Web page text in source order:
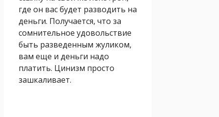
где он вас будет разводить на
деньги. Получается, что за
сомнительное удовольствие
быть разведенным жуликом,
вам еще и деньги надо
платить. Цинизм просто
зашкаливает.